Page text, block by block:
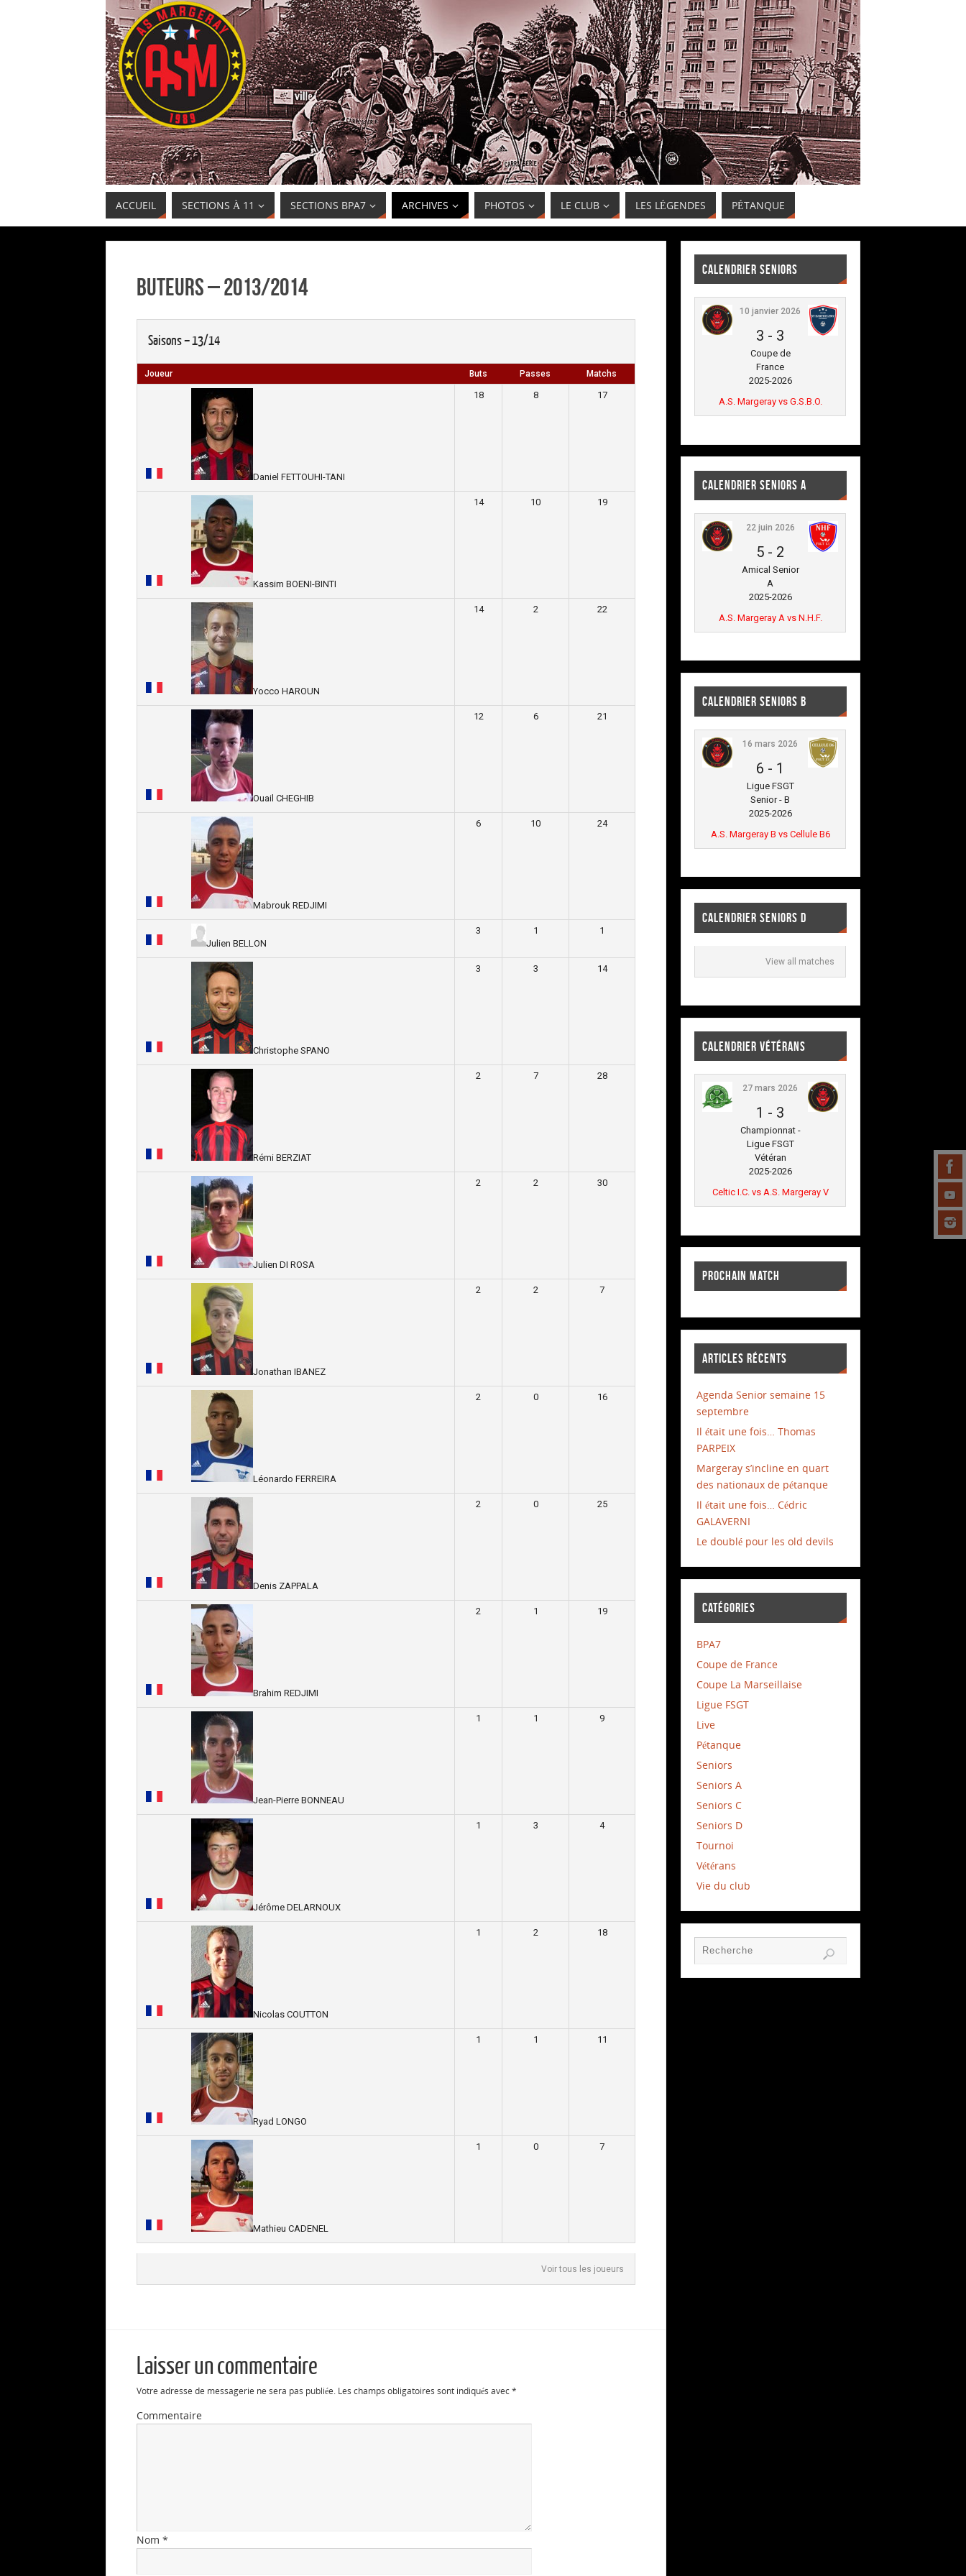
ACCUEIL SECTIONS À 11 SECTIONS BPA7 ARCHIVES PHOTOS LE CLUB LES LÉGENDES PÉTANQUE
Buteurs – 2013/2014
Saisons – 13/14
Joueur Buts Passes Matchs
Daniel FETTOUHI-TANI
18 8 17
Kassim BOENI-BINTI
14 10 19
Yocco HAROUN
14 2 22
Ouail CHEGHIB
12 6 21
Mabrouk REDJIMI
6 10 24
Julien BELLON
3 1 1
Christophe SPANO
3 3 14
Rémi BERZIAT
2 7 28
Julien DI ROSA
2 2 30
Jonathan IBANEZ
2 2 7
Léonardo FERREIRA
2 0 16
Denis ZAPPALA
2 0 25
Brahim REDJIMI
2 1 19
Jean-Pierre BONNEAU
1 1 9
Jérôme DELARNOUX
1 3 4
Nicolas COUTTON
1 2 18
Ryad LONGO
1 1 11
Mathieu CADENEL
1 0 7
Voir tous les joueurs
Laisser un commentaire
Votre adresse de messagerie ne sera pas publiée. Les champs obligatoires sont indiqués avec*
Commentaire
Nom *
CALENDRIER SENIORS
10 janvier 2026
3 - 3
Coupe de
France
2025-2026
A.S. Margeray vs G.S.B.O.
CALENDRIER SENIORS A
22 juin 2026
5 - 2
Amical Senior
A
2025-2026
A.S. Margeray A vs N.H.F.
CALENDRIER SENIORS B
16 mars 2026
6 - 1
Ligue FSGT
Senior - B
2025-2026
A.S. Margeray B vs Cellule B6
CALENDRIER SENIORS D
View all matches
CALENDRIER VÉTÉRANS
27 mars 2026
1 - 3
Championnat -
Ligue FSGT
Vétéran
2025-2026
Celtic I.C. vs A.S. Margeray V
PROCHAIN MATCH
ARTICLES RÉCENTS
Agenda Senior semaine 15
septembre
Il était une fois… Thomas
PARPEIX
Margeray s’incline en quart
des nationaux de pétanque
Il était une fois… Cédric
GALAVERNI
Le doublé pour les old devils
CATÉGORIES
BPA7
Coupe de France
Coupe La Marseillaise
Ligue FSGT
Live
Pétanque
Seniors
Seniors A
Seniors C
Seniors D
Tournoi
Vétérans
Vie du club